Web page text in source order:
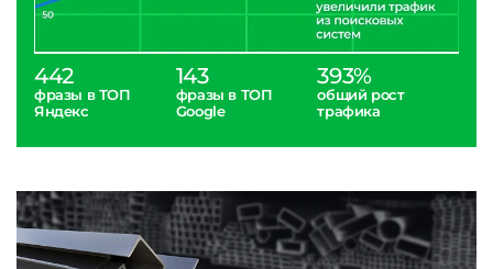
442
фразы в ТОП
Яндекс
143
фразы в ТОП
Google
393%
общий рост
трафика